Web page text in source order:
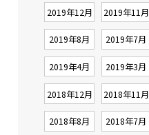
2019年12月 2019年11月
2019年8月 2019年7月
2019年4月 2019年3月
2018年12月 2018年11月
2018年8月 2018年7月